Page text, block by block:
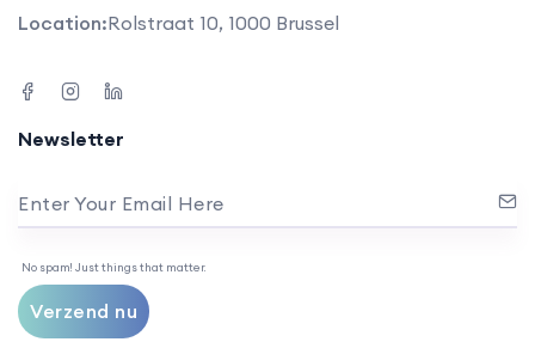
Location:Rolstraat 10, 1000 Brussel
Newsletter
Enter Your Email Here
No spam! Just things that matter.
Verzend nu